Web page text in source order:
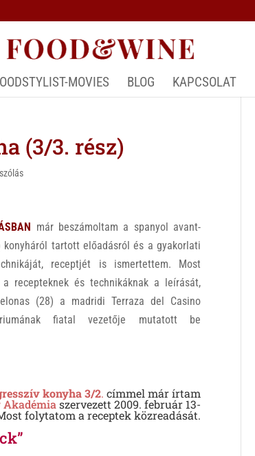
MOVIES BLOG KAPCSOLAT
(3/3. rész)
már beszámoltam a spanyol avant-
konyháról tartott előadásról és a gyakorlati
receptjét is ismertettem. Most
recepteknek és technikáknak a leírását,
(28) a madridi Terraza del Casino
fiatal vezetője mutatott be
konyha 3/2. címmel már írtam
Akadémia szervezett 2009. február 13-
folytatom a receptek közreadását.